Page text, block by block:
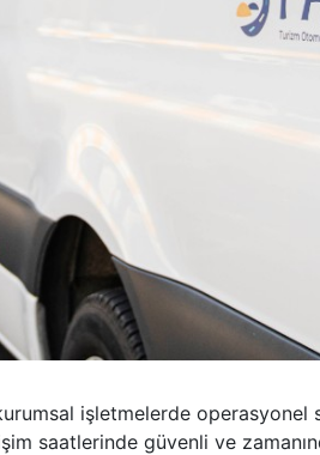
işletmelerde
saatlerinde güvenli ve